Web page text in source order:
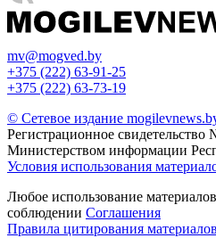
mv@mogved.by
+375 (222) 63-91-25
+375 (222) 63-73-19
© Сетевое издание
Регистрационное
Министерством информации
Условия использования
Любое использование
соблюдении Соглашения
Правила цитирования